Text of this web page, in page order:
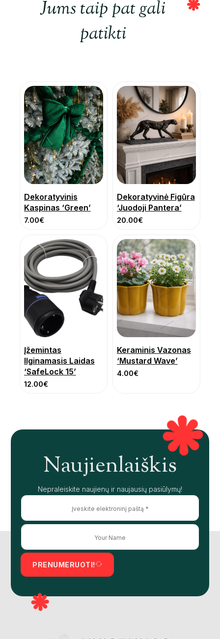
Jums taip pat gali
patikti
Dekoratyvinis
Kaspinas ‘Green’
7.00€
Dekoratyvinė Figūra
‘Juodoji Pantera’
20.00€
Įžemintas
Ilginamasis Laidas
‘SafeLock 15’
12.00€
Keraminis Vazonas
‘Mustard Wave’
4.00€
Naujienlaiškis
Nepraleiskite naujienų ir naujausių pasiūlymų!
PRENUMERUOTI!